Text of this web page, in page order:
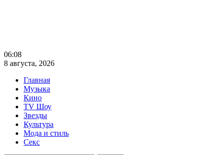
06:08
8 августа, 2026
Главная
Музыка
Кино
TV Шоу
Звезды
Культура
Мода и стиль
Секс